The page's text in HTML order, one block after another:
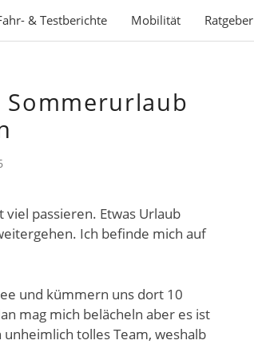
& Testberichte Mobilität Ratgeber
Sommerurlaub
viel passieren. Etwas Urlaub
Ich befinde mich auf
und kümmern uns dort 10
mag mich belächeln aber es ist
tolles Team, weshalb